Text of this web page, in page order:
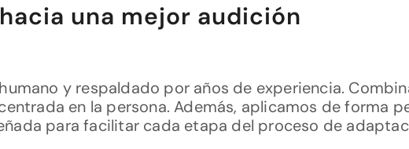
una mejor audición
y respaldado por años de experiencia.
en la persona. Además, aplicamos de forma
para facilitar cada etapa del proceso de